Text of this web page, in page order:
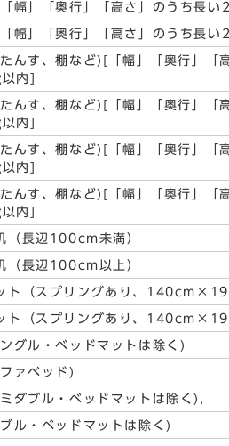
幅」「奥行」「高さ」のうち長
幅」「奥行」「高さ」のうち長
んす、棚など)[「幅」「奥行」
内]
んす、棚など)[「幅」「奥行」
内]
んす、棚など)[「幅」「奥行」
内]
んす、棚など)[「幅」「奥行」
内]
（長辺100cm未満）
（長辺100cm以上）
ト（スプリングあり、
ト（スプリングあり、
グル・ベッドマットは除く)
ァベッド)
ダブル・ベッドマットは除く),
ル・ベッドマットは除く)